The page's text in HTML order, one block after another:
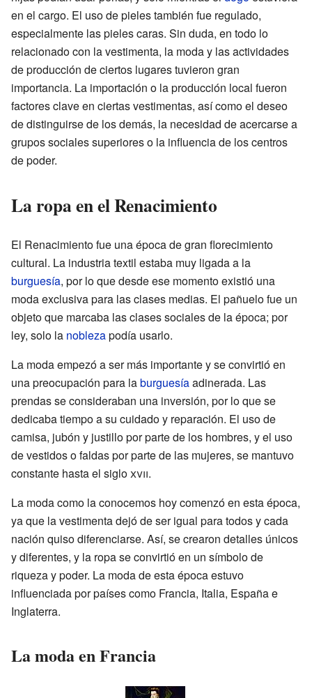
en el cargo. El uso de pieles también fue regulado,
especialmente las pieles caras. Sin duda, en todo lo
relacionado con la vestimenta, la moda y las actividades
de producción de ciertos lugares tuvieron gran
importancia. La importación o la producción local fueron
factores clave en ciertas vestimentas, así como el deseo
de distinguirse de los demás, la necesidad de acercarse a
grupos sociales superiores o la influencia de los centros
de poder.
La ropa en el Renacimiento
El Renacimiento fue una época de gran florecimiento
cultural. La industria textil estaba muy ligada a la
burguesía, por lo que desde ese momento existió una
moda exclusiva para las clases medias. El pañuelo fue un
objeto que marcaba las clases sociales de la época; por
ley, solo la noblezapodía usarlo.
La moda empezó a ser más importante y se convirtió en
una preocupación para laburguesíaadinerada. Las
prendas se consideraban una inversión, por lo que se
dedicaba tiempo a su cuidado y reparación. El uso de
camisa, jubón y justillo por parte de los hombres, y el uso
de vestidos o faldas por parte de las mujeres, se mantuvo
constante hasta el sigloxvii.
La moda como la conocemos hoy comenzó en esta época,
ya que la vestimenta dejó de ser igual para todos y cada
nación quiso diferenciarse. Así, se crearon detalles únicos
y diferentes, y la ropa se convirtió en un símbolo de
riqueza y poder. La moda de esta época estuvo
influenciada por países como Francia, Italia, España e
Inglaterra.
La moda en Francia